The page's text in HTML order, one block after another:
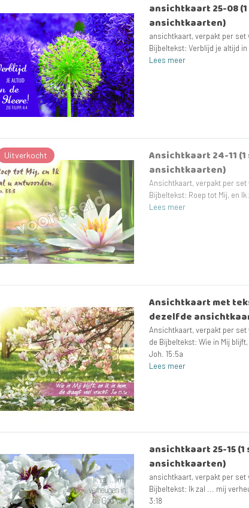
ansichtkaart 25-08
ansichtkaarten)
ansichtkaart, verpakt per set
Bijbeltekst: Verblijd je altijd
Lees meer
Uitverkocht
Ansichtkaart 24-11
ansichtkaarten)
Ansichtkaart, verpakt per set
Bijbeltekst: Roep tot Mij, en
Lees meer
Ansichtkaart met
dezelfde
Ansichtkaart, verpakt per set
de Bijbeltekst: Wie in Mij
Joh. 15:5a
Lees meer
ansichtkaart 25-15
ansichtkaarten)
ansichtkaart, verpakt per set
Bijbeltekst: Ik zal ... mij
3:18